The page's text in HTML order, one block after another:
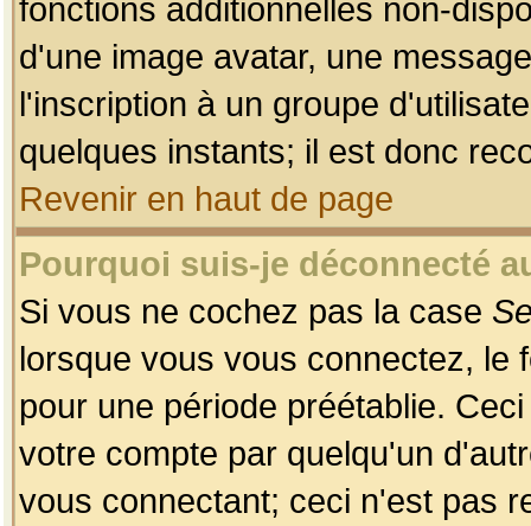
fonctions additionnelles non-
d'une image avatar, une
l'inscription à un groupe
quelques instants; il est donc
Revenir en haut de page
Pourquoi suis-je déconnecté
Si vous ne cochez pas la case
lorsque vous vous connectez, le
pour une période préétablie.
votre compte par quelqu'un
vous connectant; ceci n'est pas